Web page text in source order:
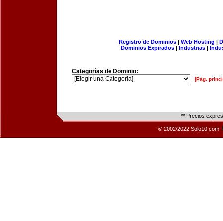
Registro de Dominios| Web Hosting |
Dominios Expirados | Industrias |
Categorías de Dominio:
[Pág.
** Precios
© 2002/2022 Solo10.com